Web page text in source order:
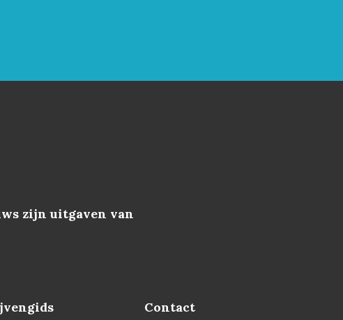
zijn uitgaven van
Contact